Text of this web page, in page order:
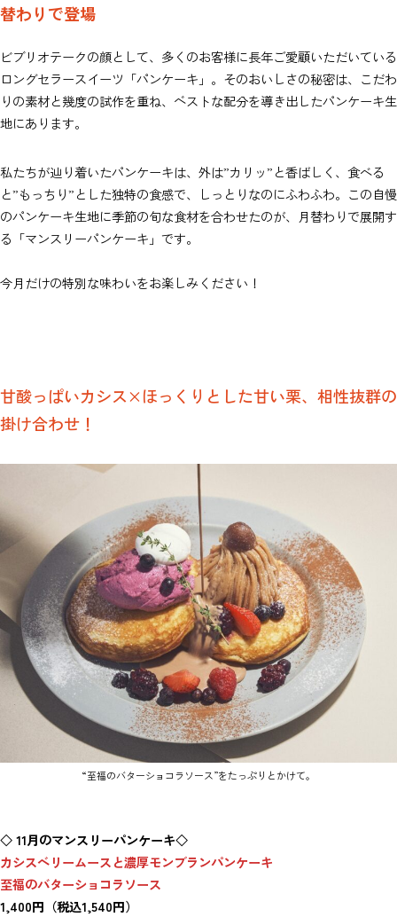
替わりで登場
ビブリオテークの顔として、多くのお客様に長年ご愛顧いただいている
ロングセラースイーツ「パンケーキ」。そのおいしさの秘密は、こだわ
りの素材と幾度の試作を重ね、ベストな配分を導き出したパンケーキ生
地にあります。
私たちが辿り着いたパンケーキは、外は”カリッ”と香ばしく、食べる
と”もっちり”とした独特の食感で、しっとりなのにふわふわ。この自慢
のパンケーキ生地に季節の旬な食材を合わせたのが、月替わりで展開す
る「マンスリーパンケーキ」です。
今月だけの特別な味わいをお楽しみください！
甘酸っぱいカシス×ほっくりとした甘い栗、相性抜群の
掛け合わせ！
“至福のバターショコラソース”をたっぷりとかけて。
◇ 11月のマンスリーパンケーキ◇
カシスベリームースと濃厚モンブランパンケーキ
至福のバターショコラソース
1,400円（税込1,540円）